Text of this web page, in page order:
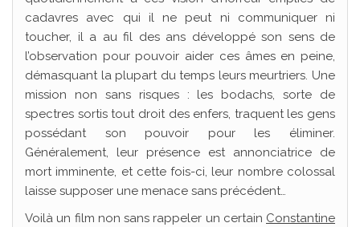
cadavres avec qui il ne peut ni communiquer ni
toucher, il a au fil des ans développé son sens de
l’observation pour pouvoir aider ces âmes en peine,
démasquant la plupart du temps leurs meurtriers. Une
mission non sans risques : les bodachs, sorte de
spectres sortis tout droit des enfers, traquent les gens
possédant son pouvoir pour les éliminer.
Généralement, leur présence est annonciatrice de
mort imminente, et cette fois-ci, leur nombre colossal
laisse supposer une menace sans précédent…
Voilà un film non sans rappeler un certain Constantine